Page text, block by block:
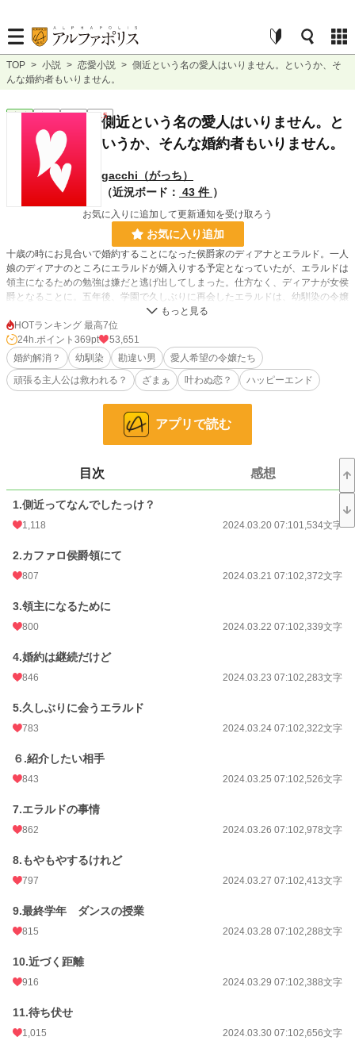
TOP > 小説 > 恋愛小説 > 側近という名の愛人はいりません。というか、そ
んな婚約者もいりません。
恋愛 完結 短編 R15側近という名の愛人はいりません。と
いうか、そんな婚約者もいりません。
gacchi（がっち）
（近況ボード： 43 件 ）
お気に入りに追加して更新通知を受け取ろう
お気に入り追加
十歳の時にお見合いで婚約することになった侯爵家のディアナとエラルド。一人
娘のディアナのところにエラルドが婿入りする予定となっていたが、エラルドは
領主になるための勉強は嫌だと逃げ出してしまった。仕方なく、ディアナが女侯
爵となることに。五年後、学園で久しぶりに再会したエラルドは、幼馴染の令嬢
三人を連れていた。あまりの距離の近さに友人らしい付き合い方をお願いする
が、一向に直す気配はない。卒業する学年になって、いい加減にしてほしいと注
意したディアナに、エラルドは令嬢三人を連れて婿入りする気だと言った。
小説 3,647 位 / 228,635 件
1,956 位 / 66,326 件
更新日時 2024.04.17 07:10
月間ポイント
年間ポイント 222,988 pt (2,776 位)
累計ポイント
HOTランキング 最高7位
24h.ポイント 369pt
53,651
婚約解消？
幼馴染 勘違い男
愛人希望の令嬢たち
頑張る主人公は救われる？
ざまぁ 叶わぬ恋？ ハッピーエンド
アプリで読む
目次 感想
1.側近ってなんでしたっけ？
1,118 2024.03.20 07:101,534文字
2.カファロ侯爵領にて
807 2024.03.21 07:102,372文字
3.領主になるために
800 2024.03.22 07:102,339文字
4.婚約は継続だけど
846 2024.03.23 07:102,283文字
5.久しぶりに会うエラルド
783 2024.03.24 07:102,322文字
６.紹介したい相手
843 2024.03.25 07:102,526文字
7.エラルドの事情
862 2024.03.26 07:102,978文字
8.もやもやするけれど
797 2024.03.27 07:102,413文字
9.最終学年 ダンスの授業
815 2024.03.28 07:102,288文字
10.近づく距離
916 2024.03.29 07:102,388文字
11.待ち伏せ
1,015 2024.03.30 07:102,656文字